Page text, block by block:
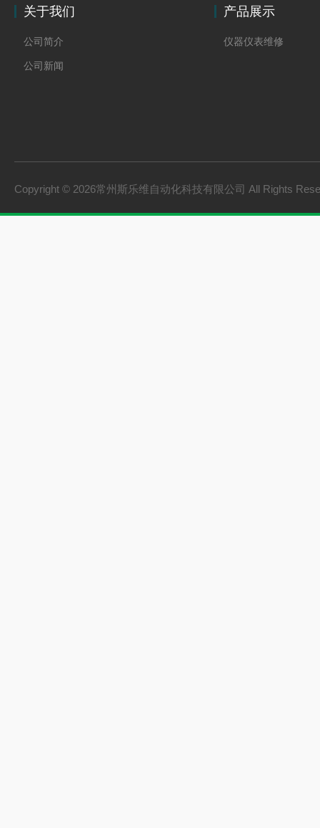
关于我们
公司简介
公司新闻
产品展示
仪器仪表维修
Copyright © 2026常州斯乐维自动化科技有限公司 All Rights